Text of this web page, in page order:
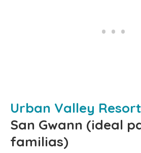
Urban Valley
San Gwann (ideal
familias)